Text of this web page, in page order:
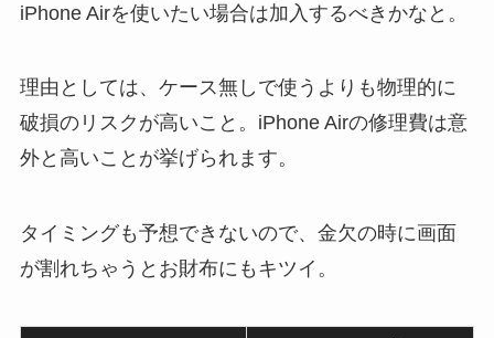
iPhone Airを使いたい場合は加入するべきかなと。
理由としては、ケース無しで使うよりも物理的に
破損のリスクが高いこと。iPhone Airの修理費は意
外と高いことが挙げられます。
タイミングも予想できないので、金欠の時に画面
が割れちゃうとお財布にもキツイ。